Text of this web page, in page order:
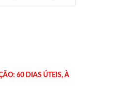
60 DIAS ÚTEIS, À